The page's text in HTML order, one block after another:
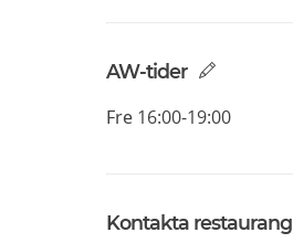
AW-tider
Fre 16:00-19:00
Kontakta restaurang